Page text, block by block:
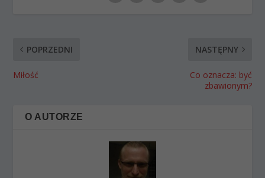
POPRZEDNI
Miłość
NASTĘPNY
Co oznacza: być
zbawionym?
O AUTORZE